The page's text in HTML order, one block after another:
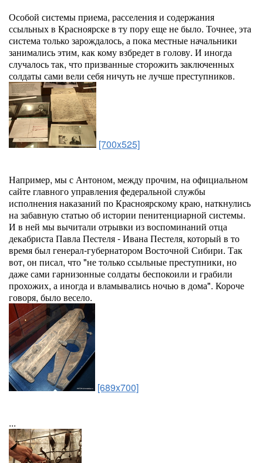
Особой системы приема, расселения и содержания
ссыльных в Красноярске в ту пору еще не было. Точнее, эта
система только зарождалось, а пока местные начальники
занимались этим, как кому взбредет в голову. И иногда
случалось так, что призванные сторожить заключенных
солдаты сами вели себя ничуть не лучше преступников.
[700x525]
Например, мы с Антоном, между прочим, на официальном
сайте главного управления федеральной службы
исполнения наказаний по Красноярскому краю, наткнулись
на забавную статью об истории пенитенциарной системы.
И в ней мы вычитали отрывки из воспоминаний отца
декабриста Павла Пестеля - Ивана Пестеля, который в то
время был генерал-губернатором Восточной Сибири. Так
вот, он писал, что "не только ссыльные преступники, но
даже сами гарнизонные солдаты беспокоили и грабили
прохожих, а иногда и вламывались ночью в дома". Короче
говоря, было весело.
[689x700]
...